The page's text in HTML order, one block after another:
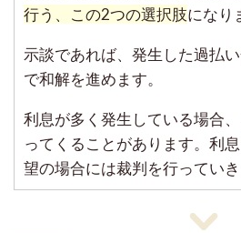
行う、この2つの選択肢になり
示談であれば、発生した過払
で和解を進めます。
利息が多く発生している場合
ってくることがあります。利
望の場合には裁判を行っていき